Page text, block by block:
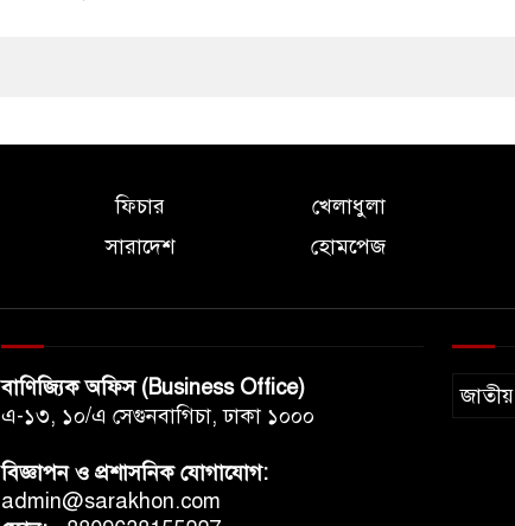
ফিচার খেলাধুলা
সারাদেশ
হোমপেজ
বাণিজ্যিক অফিস (Business Office)
এ-১৩, ১০/এ সেগুনবাগিচা, ঢাকা ১০০০
বিজ্ঞাপন ও প্রশাসনিক যোগাযোগ:
admin@sarakhon.com
জাতীয়